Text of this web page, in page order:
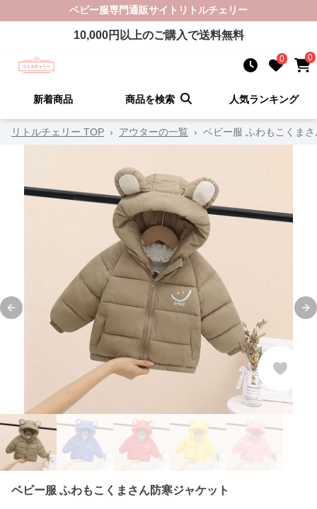
ベビー服専門通販サイト リトルチェリー
10,000円以上のご購入で送料無料
0 0
新着商品 商品を検索 人気ランキング
リトルチェリー TOP › アウターの一覧 › ベビー服 ふわもこくま
Previous slide
ベビー服 ふわもこくまさん防寒ジャケット